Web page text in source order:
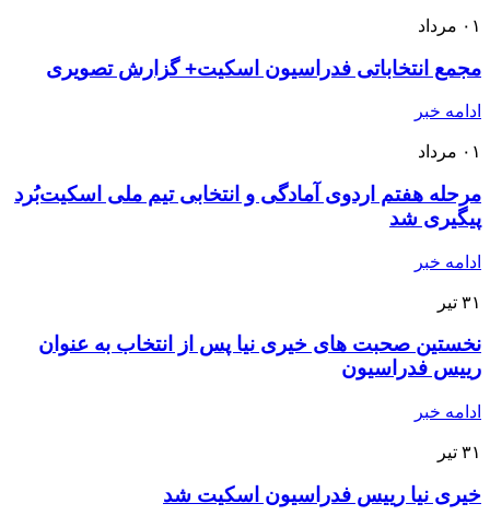
۰۱ مرداد
مجمع انتخاباتی فدراسیون اسکیت+ گزارش تصویری
ادامه خبر
۰۱ مرداد
مرحله هفتم اردوی آمادگی و انتخابی تیم ملی اسکیت‌بُرد
پیگیری شد
ادامه خبر
۳۱ تیر
نخستین صحبت های خیری نیا پس از انتخاب به عنوان
رییس فدراسیون
ادامه خبر
۳۱ تیر
خیری نیا رییس فدراسیون اسکیت شد